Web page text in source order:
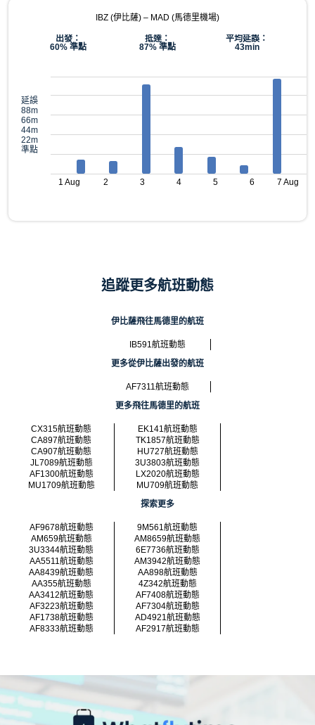
IBZ (伊比薩) – MAD (馬德里機場)
出發：
60% 準點
抵達：
87% 準點
平均延誤：
43min
延誤
88m
66m
44m
22m
準點
1 Aug 2 3 4 5 6 7 Aug
追蹤更多航班動態
伊比薩飛往馬德里的航班
IB591航班動態
更多從伊比薩出發的航班
AF7311航班動態
更多飛往馬德里的航班
CX315航班動態
EK141航班動態
CA897航班動態
TK1857航班動態
CA907航班動態
HU727航班動態
JL7089航班動態
3U3803航班動態
AF1300航班動態
LX2020航班動態
MU1709航班動態
MU709航班動態
探索更多
AF9678航班動態
9M561航班動態
AM659航班動態
AM8659航班動態
3U3344航班動態
6E7736航班動態
AA5511航班動態
AM3942航班動態
AA8439航班動態
AA898航班動態
AA355航班動態
4Z342航班動態
AA3412航班動態
AF7408航班動態
AF3223航班動態
AF7304航班動態
AF1738航班動態
AD4921航班動態
AF8333航班動態
AF2917航班動態